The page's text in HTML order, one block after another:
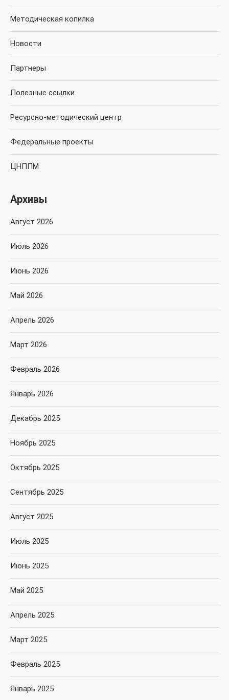
Методическая копилка
Новости
Партнеры
Полезные ссылки
Ресурсно-методический центр
Федеральные проекты
ЦНППМ
Архивы
Август 2026
Июль 2026
Июнь 2026
Май 2026
Апрель 2026
Март 2026
Февраль 2026
Январь 2026
Декабрь 2025
Ноябрь 2025
Октябрь 2025
Сентябрь 2025
Август 2025
Июль 2025
Июнь 2025
Май 2025
Апрель 2025
Март 2025
Февраль 2025
Январь 2025